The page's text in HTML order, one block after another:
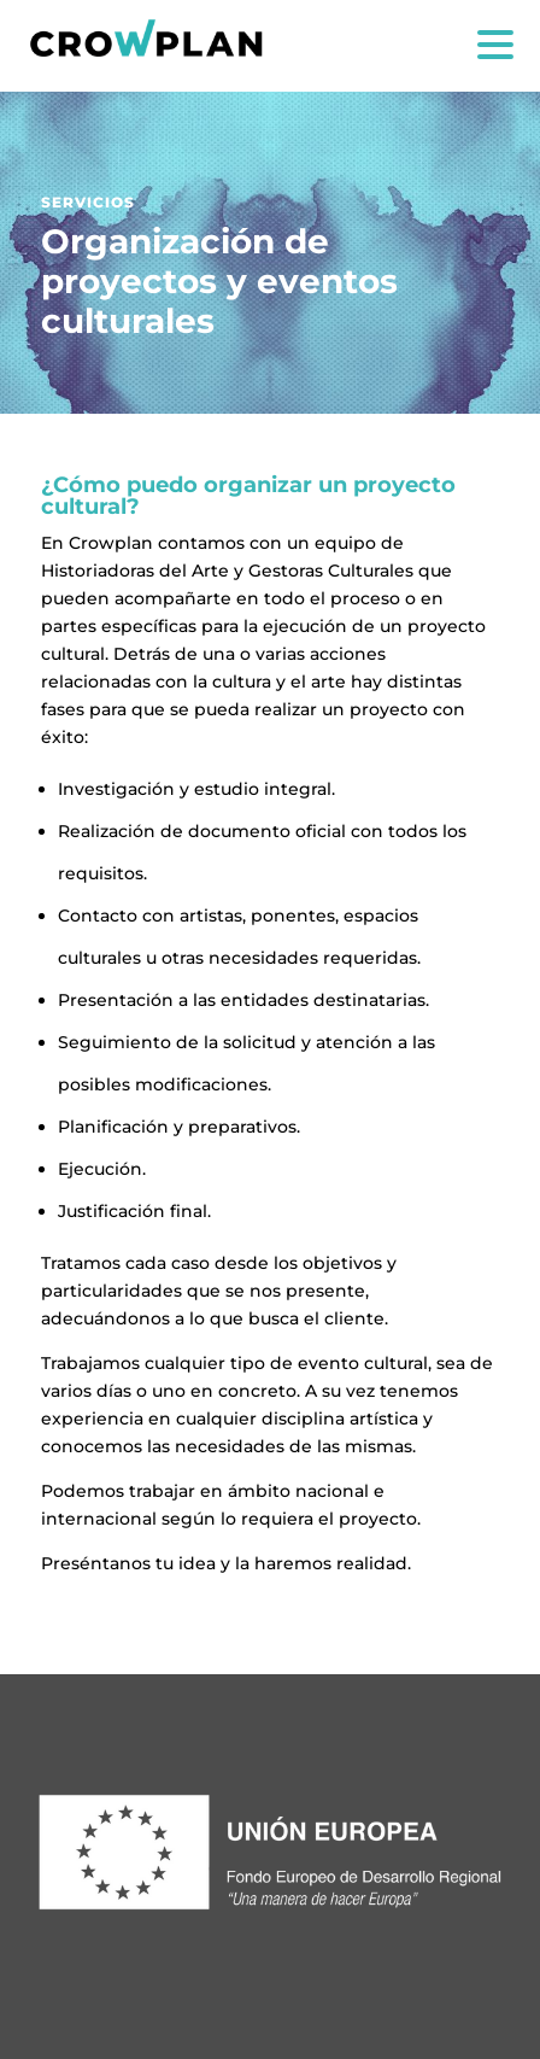
NOSOTROS
SERVICIOS
BLOG
ESPACIO CULTURAL EL TANQUE
CONTACTO
LA NEUROLITERATURA ENTRA
Dulce Xerach
info@crowplan.com
SERVICIOS
Organización de
proyectos y eventos
culturales
¿Cómo puedo organizar un proyecto
cultural?
En Crowplan contamos con un equipo de
Historiadoras del Arte y Gestoras Culturales que
pueden acompañarte en todo el proceso o en
partes específicas para la ejecución de un proyecto
cultural. Detrás de una o varias acciones
relacionadas con la cultura y el arte hay distintas
fases para que se pueda realizar un proyecto con
éxito:
Investigación y estudio integral.
Realización de documento oficial con todos los
requisitos.
Contacto con artistas, ponentes, espacios
culturales u otras necesidades requeridas.
Presentación a las entidades destinatarias.
Seguimiento de la solicitud y atención a las
posibles modificaciones.
Planificación y preparativos.
Ejecución.
Justificación final.
Tratamos cada caso desde los objetivos y
particularidades que se nos presente,
adecuándonos a lo que busca el cliente.
Trabajamos cualquier tipo de evento cultural, sea de
varios días o uno en concreto. A su vez tenemos
experiencia en cualquier disciplina artística y
conocemos las necesidades de las mismas.
Podemos trabajar en ámbito nacional e
internacional según lo requiera el proyecto.
Preséntanos tu idea y la haremos realidad.